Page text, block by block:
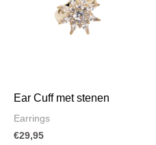
Ear Cuff met stenen
Earrings
€29,95